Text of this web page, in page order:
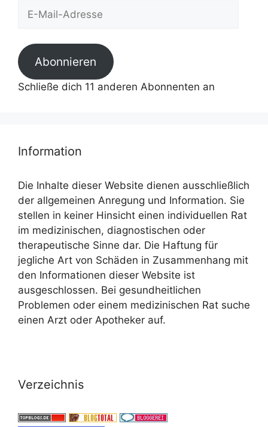
Mail-
Abonnieren
Schließe dich 11 anderen Abonnenten an
Information
Die Inhalte dieser Website dienen ausschließlich
der allgemeinen Anregung und Information. Sie
stellen in keiner Hinsicht einen individuellen Rat
im medizinischen, diagnostischen oder
therapeutische Sinne dar. Die Haftung für
jegliche Art von Schäden in Zusammenhang mit
den Informationen dieser Website ist
ausgeschlossen. Bei gesundheitlichen
Problemen oder einem medizinischen Rat suche
einen Arzt oder Apotheker auf.
Verzeichnis